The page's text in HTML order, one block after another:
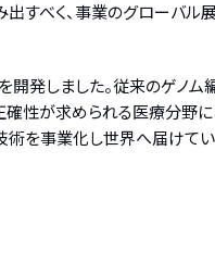
すべく、事業のグローバ
開発しました。従来のゲノ
性が求められる医療分野に
を事業化し世界へ届けて